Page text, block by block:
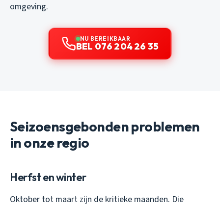
omgeving.
NU BEREIKBAAR
BEL 076 204 26 35
Seizoensgebonden problemen
in onze regio
Herfst en winter
Oktober tot maart zijn de kritieke maanden. Die